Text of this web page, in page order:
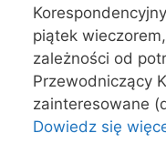
piątek
zależności od
Przewodniczący
zainteresowane
Dowiedz się